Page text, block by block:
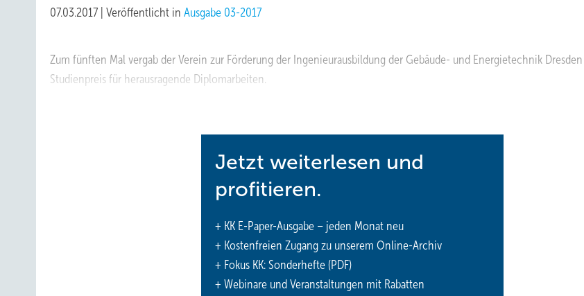
07.03.2017 Veröffentlicht in Ausgabe 03-2017
Zum fünften Mal vergab der Verein zur Förderung der Ingenieurausbildung der Gebäude- und Energietechnik Dresden
Studienpreis für herausragende Diplomarbeiten.
Jetzt weiterlesen und
profitieren.
+ KK E-Paper-Ausgabe – jeden Monat neu
+ Kostenfreien Zugang zu unserem Online-Archiv
+ Fokus KK: Sonderhefte (PDF)
+ Webinare und Veranstaltungen mit Rabatten